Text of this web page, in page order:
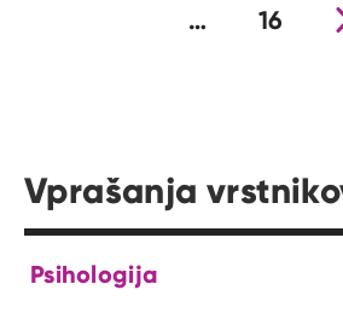
… 16Nova
Vprašanja
Psihologija